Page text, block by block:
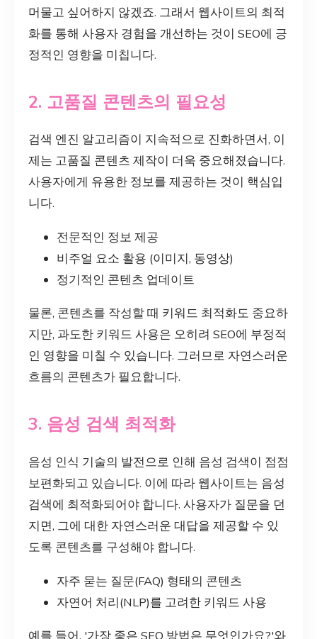
머물고 싶어하지 않겠죠. 그래서 웹사이트의 최적
화를 통해 사용자 경험을 개선하는 것이 SEO에 긍
정적인 영향을 미칩니다.
2. 고품질 콘텐츠의 필요성
검색 엔진 알고리즘이 지속적으로 진화하면서, 이
제는 고품질 콘텐츠 제작이 더욱 중요해졌습니다.
사용자에게 유용한 정보를 제공하는 것이 핵심입
니다.
전문적인 정보 제공
비주얼 요소 활용 (이미지, 동영상)
정기적인 콘텐츠 업데이트
물론, 콘텐츠를 작성할 때 키워드 최적화도 중요하
지만, 과도한 키워드 사용은 오히려 SEO에 부정적
인 영향을 미칠 수 있습니다. 그러므로 자연스러운
흐름의 콘텐츠가 필요합니다.
3. 음성 검색 최적화
음성 인식 기술의 발전으로 인해 음성 검색이 점점
보편화되고 있습니다. 이에 따라 웹사이트는 음성
검색에 최적화되어야 합니다. 사용자가 질문을 던
지면, 그에 대한 자연스러운 대답을 제공할 수 있
도록 콘텐츠를 구성해야 합니다.
자주 묻는 질문(FAQ) 형태의 콘텐츠
자연어 처리(NLP)를 고려한 키워드 사용
예를 들어, '가장 좋은 SEO 방법은 무엇인가요?'와